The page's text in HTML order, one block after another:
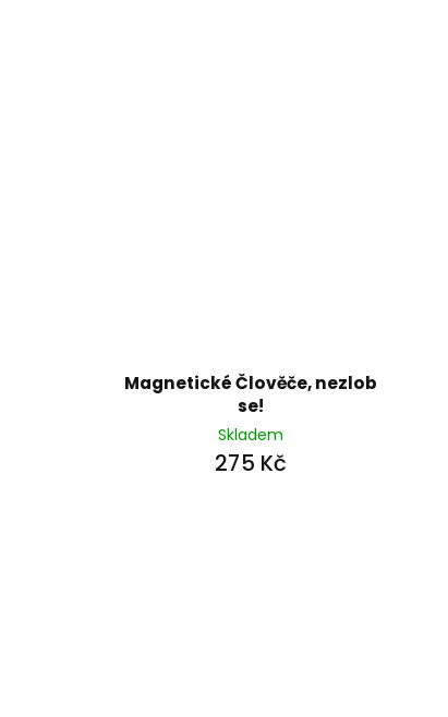
Magnetické Člověče, nezlob
se!
Skladem
275 Kč